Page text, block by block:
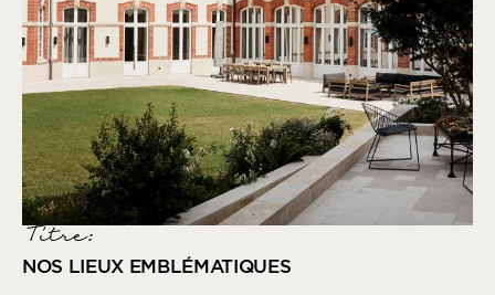
Titre:
NOS LIEUX EMBLÉMATIQUES